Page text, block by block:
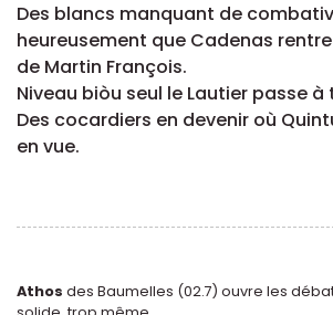
Des blancs manquant de
heureusement que Cadenas
de Martin François.
Niveau biòu seul le Lautier passe à
Des cocardiers en devenir où
en vue.
Athos des Baumelles (02.7) ouvre les